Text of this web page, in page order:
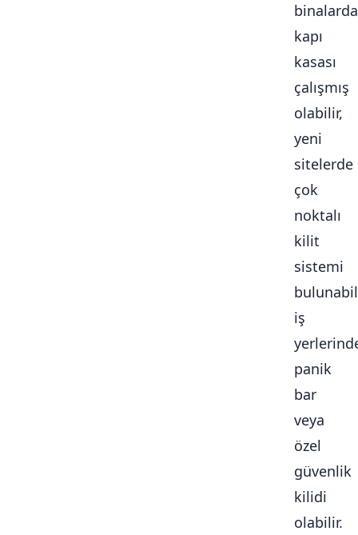
binalarda
kapı
kasası
çalışmış
olabilir,
yeni
sitelerde
çok
noktalı
kilit
sistemi
iş
panik
bar
veya
özel
güvenlik
kilidi
olabilir.